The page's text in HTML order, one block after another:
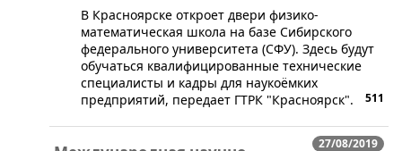
В Красноярске откроет двери физико-
математическая школа на базе Сибирского
федерального университета (СФУ). Здесь будут
обучаться квалифицированные технические
специалисты и кадры для наукоёмких
предприятий, передает ГТРК "Красноярск".
511
27/08/2019